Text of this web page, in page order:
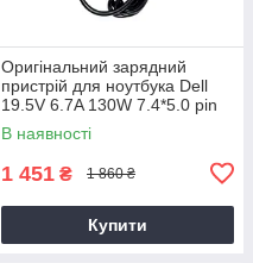
Оригінальний зарядний
пристрій для ноутбука Dell
19.5V 6.7A 130W 7.4*5.0 pin
Slim (PA-4E)
В наявності
1 451 ₴ 1 860 ₴
Купити